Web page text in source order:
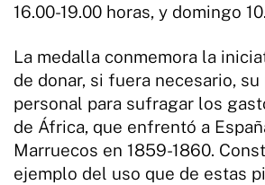
16.00-19.00 horas, y domingo
La medalla conmemora la
de donar, si fuera necesario,
personal para sufragar los
de África, que enfrentó a
Marruecos en 1859-1860.
ejemplo del uso que de estas